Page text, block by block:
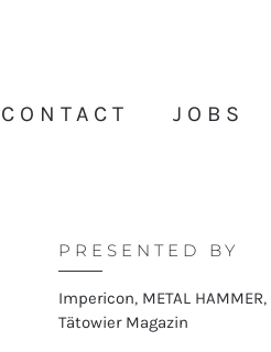
CONTACT JOBS
PRESENTED BY
Impericon, METAL HAMMER,
Tätowier Magazin